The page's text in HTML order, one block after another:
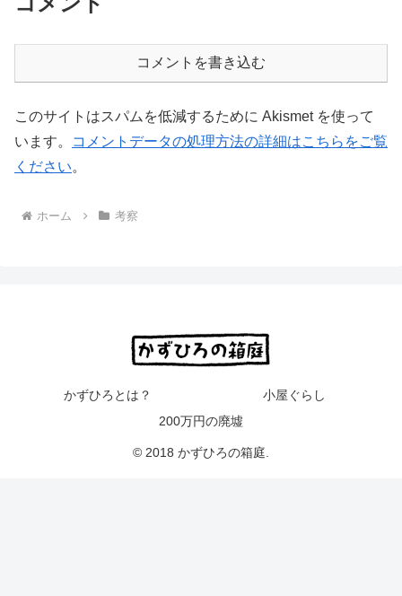
コメントを書き込む
このサイトはスパムを低減するために Akismet を使って
います。
コメントデータの処理方法の詳細はこちらをご覧
ください。
ホーム 考察
かずひろとは？
小屋ぐらし
200万円の廃墟
© 2018 かずひろの箱庭.